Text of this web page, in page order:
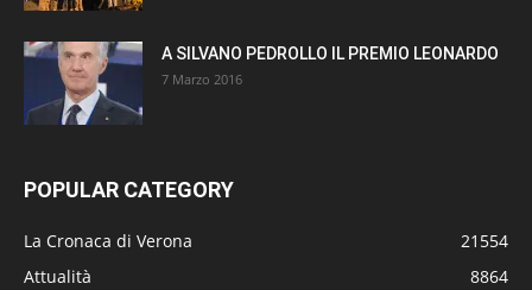
A SILVANO PEDROLLO IL PREMIO LEONARDO
7 Marzo 2016
POPULAR CATEGORY
La Cronaca di Verona
21554
Attualità
8864